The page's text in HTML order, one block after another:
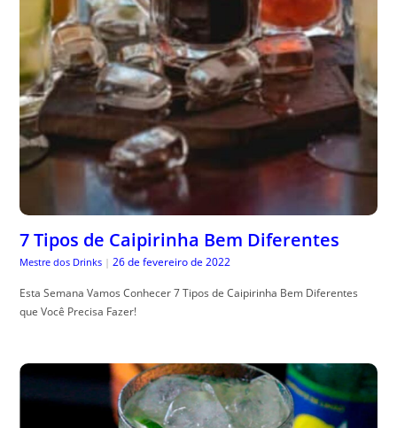
7 Tipos de Caipirinha Bem Diferentes
Mestre dos Drinks | 26 de fevereiro de 2022
Esta Semana Vamos Conhecer 7 Tipos de Caipirinha Bem Diferentes
que Você Precisa Fazer!